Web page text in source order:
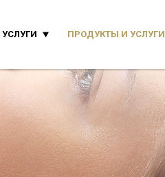
УСЛУГИ ПРОДУКТЫ И УСЛУГИ